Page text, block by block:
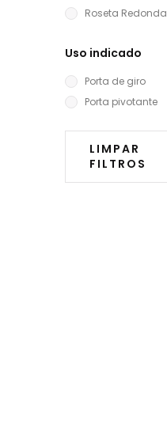
Roseta Redonda
Uso indicado
Porta de giro
Porta pivotante
LIMPAR
FILTROS